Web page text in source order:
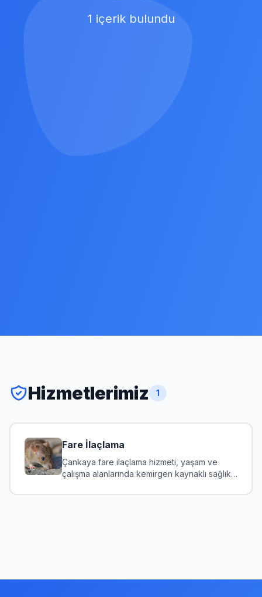
1 içerik bulundu
Hizmetlerimiz 1
Fare İlaçlama
Çankaya fare ilaçlama hizmeti, yaşam ve
çalışma alanlarında kemirgen kaynaklı sağlık